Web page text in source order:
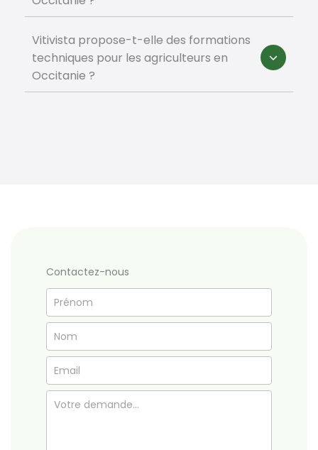
Vitivista propose-t-elle des formations
techniques pour les agriculteurs en
Occitanie ?
Contactez-nous
Formulaire
simple